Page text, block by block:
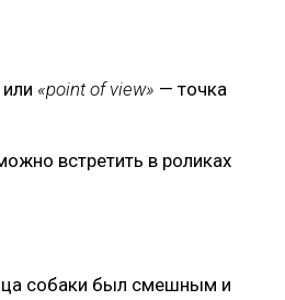
или «point of view» — точка
встретить в роликах
собаки был смешным и